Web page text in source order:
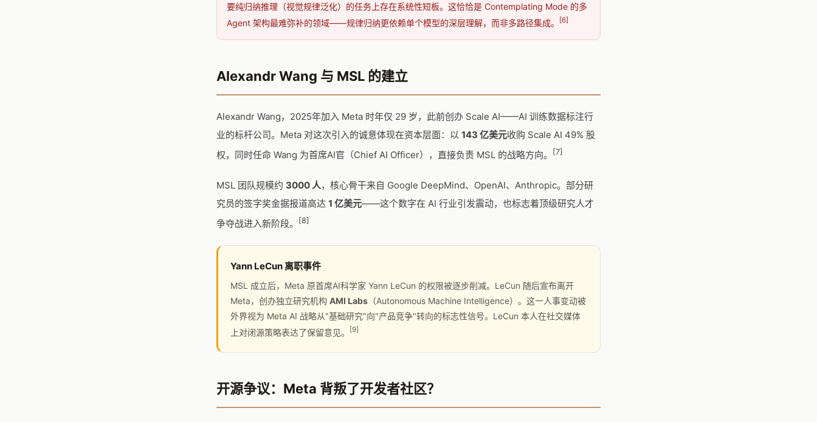
要纯归纳推理（视觉规律泛化）的任务上存在系统性短板。这恰恰是 Contemplating Mode 的多
Agent 架构最难弥补的领域——规律归纳更依赖单个模型的深层理解，而非多路径集成。
[6]
Alexandr Wang 与 MSL 的建立
Alexandr Wang，2025年加入 Meta 时年仅 29 岁，此前创办 Scale AI——AI 训练数据标注行
业的标杆公司。Meta 对这次引入的诚意体现在资本层面：以 143 亿美元收购 Scale AI 49% 股
权，同时任命 Wang 为首席AI官（Chief AI Officer），直接负责 MSL 的战略方向。
[7]
MSL 团队规模约 3000 人，核心骨干来自 Google DeepMind、OpenAI、Anthropic。部分研
究员的签字奖金据报道高达 1 亿美元——这个数字在 AI 行业引发震动，也标志着顶级研究人才
争夺战进入新阶段。
[8]
Yann LeCun 离职事件
MSL 成立后，Meta 原首席AI科学家 Yann LeCun 的权限被逐步削减。LeCun 随后宣布离开
Meta，创办独立研究机构 AMI Labs （Autonomous Machine Intelligence）。这一人事变动被
外界视为 Meta AI 战略从"基础研究"向"产品竞争"转向的标志性信号。LeCun 本人在社交媒体
上对闭源策略表达了保留意见。
[9]
开源争议：Meta 背叛了开发者社区？